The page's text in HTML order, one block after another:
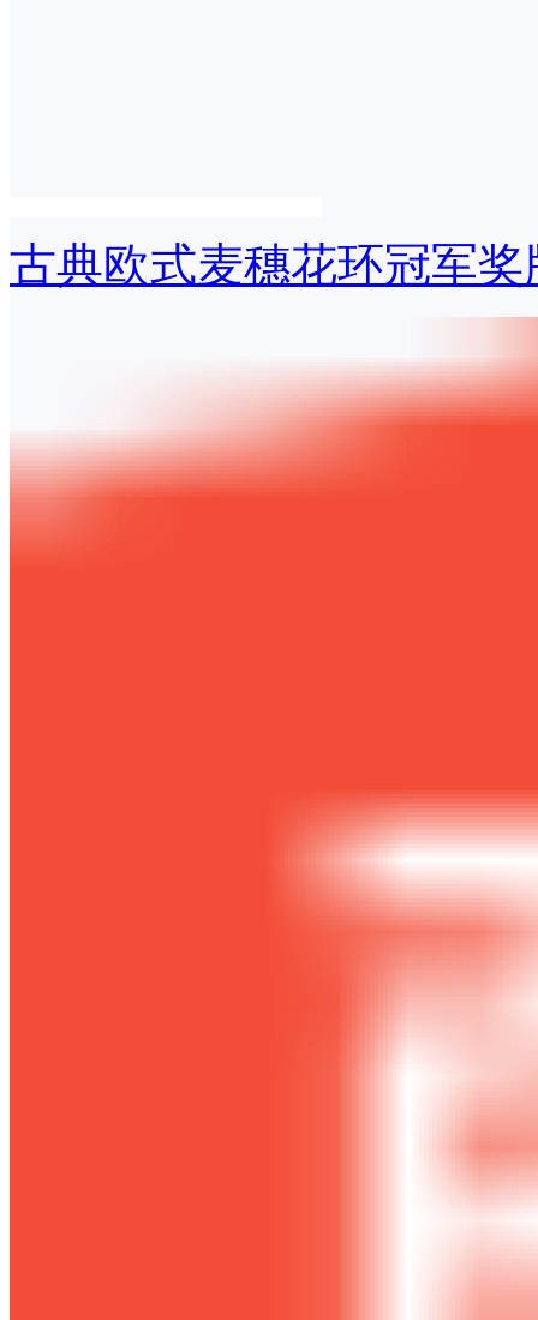
古典欧式麦穗花环冠军